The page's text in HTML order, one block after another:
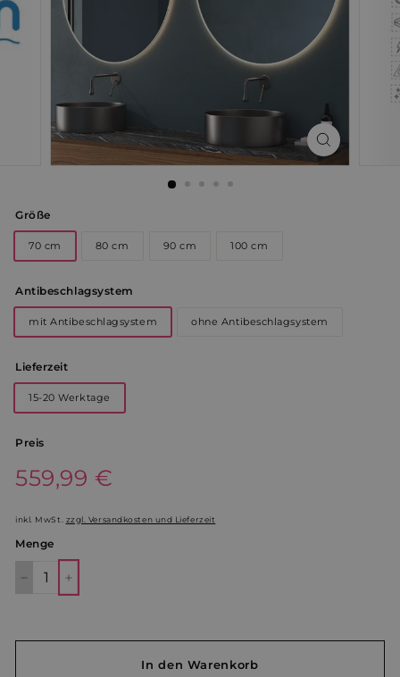
Größe
70 cm 80 cm 90 cm 100 cm
Antibeschlagsystem
mit Antibeschlagsystem ohne Antibeschlagsystem
Lieferzeit
15-20 Werktage
Preis
Normaler
Preis
559,99 €
€
inkl. MwSt. zzgl. Versandkosten und Lieferzeit
Menge
In den Warenkorb